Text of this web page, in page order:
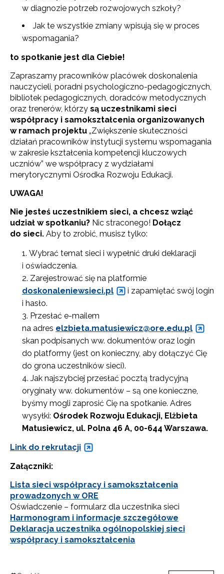
w diagnozie potrzeb rozwojowych szkoły?
Jak te wszystkie zmiany wpisują się w proces
wspomagania?
to spotkanie jest dla Ciebie!
Zapraszamy pracowników placówek doskonalenia
nauczycieli, poradni psychologiczno-pedagogicznych,
bibliotek pedagogicznych, doradców metodycznych
oraz trenerów, którzy są uczestnikami sieci
współpracy i samokształcenia organizowanych
w ramach projektu „Zwiększenie skuteczności
działań pracowników instytucji systemu wspomagania
w zakresie kształcenia kompetencji kluczowych
uczniów” we współpracy z wydziałami
merytorycznymi Ośrodka Rozwoju Edukacji.
UWAGA!
Nie jesteś uczestnikiem sieci, a chcesz wziąć
udział w spotkaniu? Nic straconego! Dołącz
do sieci. Aby to zrobić, musisz tylko:
Wybrać temat sieci i wypełnić druki deklaracji
i oświadczenia.
Zarejestrować się na platformie
doskonaleniewsieci.pl
i zapamiętać swój login
i hasło.
Przesłać e-mailem
na adres elzbieta.matusiewicz@ore.edu.pl
skan podpisanych ww. dokumentów oraz login
do platformy (jest on konieczny, aby dołączyć Cię
do grona uczestników sieci).
Jak najszybciej przesłać pocztą tradycyjną
oryginały ww. dokumentów – są one konieczne,
byśmy mogli zaprosić Cię na spotkanie. Adres
wysyłki: Ośrodek Rozwoju Edukacji, Elżbieta
Matusiewicz, ul. Polna 46 A, 00-644 Warszawa.
Link do rekrutacji
Załączniki:
Lista sieci współpracy i samokształcenia
prowadzonych w ORE
Oświadczenie – formularz dla uczestnika sieci
Harmonogram i informacje szczegółowe
Deklaracja uczestnika ogólnopolskiej sieci
współpracy i samokształcenia